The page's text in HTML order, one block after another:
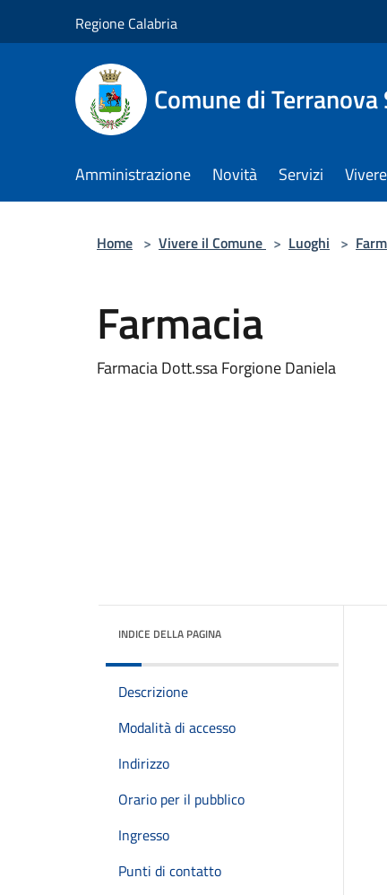
Regione Calabria
Comune di
Amministrazione Novità Servizi
Home > Vivere il Comune > Luoghi >
Farmacia
Farmacia Dott.ssa Forgione Daniela
INDICE DELLA PAGINA
Descrizione
Modalità di accesso
Indirizzo
Orario per il pubblico
Ingresso
Punti di contatto